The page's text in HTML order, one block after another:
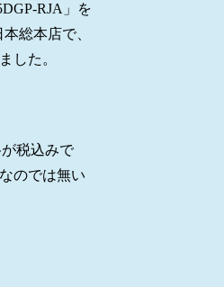
RJA」を
総本店で、
した。
税込みで
のでは無い